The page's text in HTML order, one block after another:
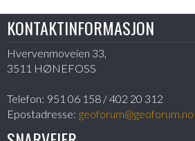
KONTAKTINFORMASJON
Hvervenmoveien 33,
3511 HØNEFOSS
Telefon: 951 06 158 / 402 20 312
Epostadresse: geoforum@geoforum.no